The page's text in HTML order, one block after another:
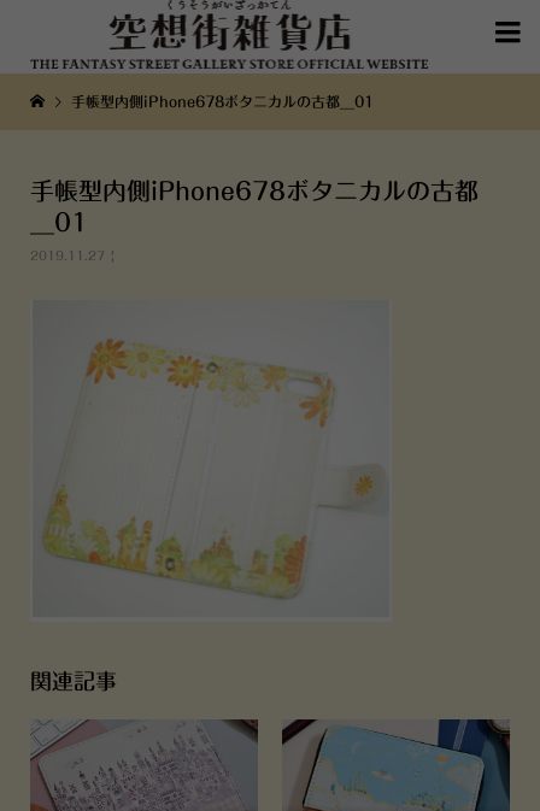

手帳型内側iPhone678ボタニカルの古都__01
手帳型内側iPhone678ボタニカルの古都
__01
2019.11.27
関連記事